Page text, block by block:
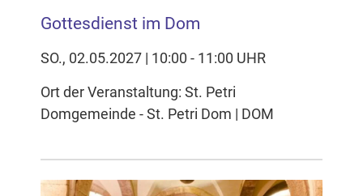
Gottesdienst im Dom
SO., 02.05.2027 | 10:00 - 11:00 UHR
Ort der Veranstaltung: St. Petri
Domgemeinde - St. Petri Dom | DOM